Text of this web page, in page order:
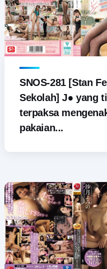
SNOS-281 [Stan
Sekolah] J● yang
terpaksa
pakaian...